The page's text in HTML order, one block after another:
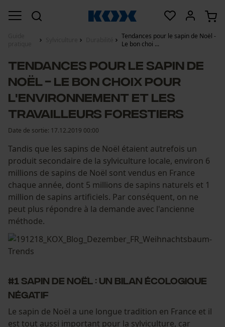
Tendances pour le sapin de Noël -
Le bon choi ...
Tendances pour le sapin de
Noël - Le bon choix pour
l'environnement et les
travailleurs forestiers
Date de sortie: 17.12.2019 00:00
Tandis que les sapins de Noël étaient autrefois un
produit secondaire de la sylviculture locale, environ 6
millions de sapins de Noël sont vendus en France
chaque année, dont 5 millions de sapins naturels et 1
million de sapins artificiels. Par conséquent, on ne
peut plus répondre à la demande avec l'ancienne
méthode.
#1 Sapin de Noël : un bilan écologique
négatif
Le sapin de Noël a une longue tradition en France et il
est tout aussi important pour la sylviculture, car